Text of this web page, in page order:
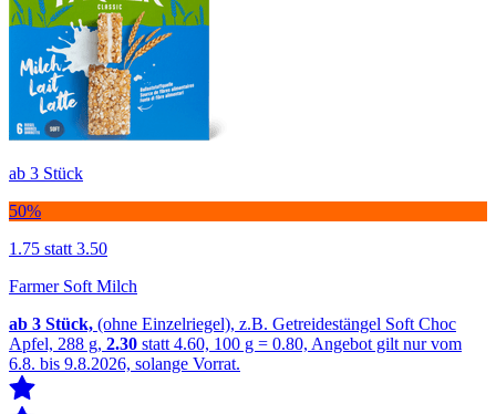
ab 3 Stück
50%
1.75 statt 3.50
Farmer Soft Milch
ab 3 Stück, (ohne Einzelriegel), z.B. Getreidestängel Soft Choc
Apfel, 288 g, 2.30 statt 4.60, 100 g = 0.80, Angebot gilt nur vom
6.8. bis 9.8.2026, solange Vorrat.